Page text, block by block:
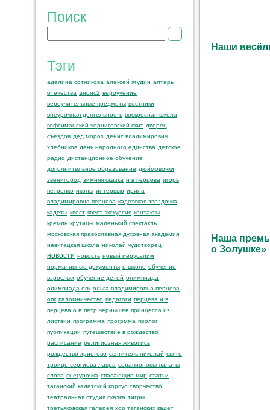
Поиск
Тэги
аделина сотникова алексей ягудин алтарь
отечества анонс2 вероучение
вероучительные предметы вестники
внеурочная деятельность воскресная школа
гефсиманский черниговский скит дворец
съездов дед мороз денис владимирович
хлебников день народного единства детское
радио дистанционное обучение
дополнительное образование дюймовочки
звенигород зимняя сказка и в перцева игорь
петренко иконы интервью ирина
владимировна перцева кадетская звездочка
кадеты квест квест экскурсия контакты
кремль крутицы маленький спектакль
московская православная духовная академия
навигацкая школа николай чудотворец
новости новость новый иерусалим
нормативные документы о школе обучение
взрослых обучение детей олимпиада
олимпиада опк ольга владимировна перцева
опк паломничество педагоги перцева и в
перцева о в петр чернышев принцесса из
листвии программа прогрмма пролог
публикации путешествие в рождество
расписание религиозная живопись
рождество христово святитель николай свято
троице сергиева лавра серапионовы палаты
слова снегурочка спасающие мир статьи
таганский кадетский корпус творчество
театральная студия сказка тигры
третьяковская галерея хор таганских кадет
Наши
Наша
о Золушке»